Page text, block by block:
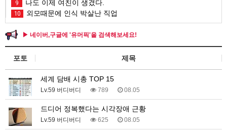
9 나도 이제 여친이 생겼다.
10 외모때문에 인식 박살난 직업
▶ 네이버,구글에 '유머픽'을 검색해보세요!
포토 제목
세계 담배 시총 TOP 15
Lv.59 버디버디 789 08.05
드디어 정복했다는 시각장애 근황
Lv.59 버디버디 625 08.05